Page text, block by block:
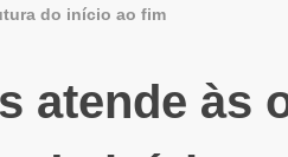
do início ao fim
atende às